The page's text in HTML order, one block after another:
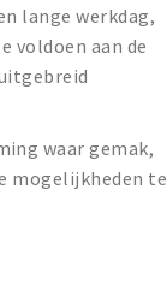
lange werkdag,
voldoen aan de
waar gemak,
mogelijkheden te